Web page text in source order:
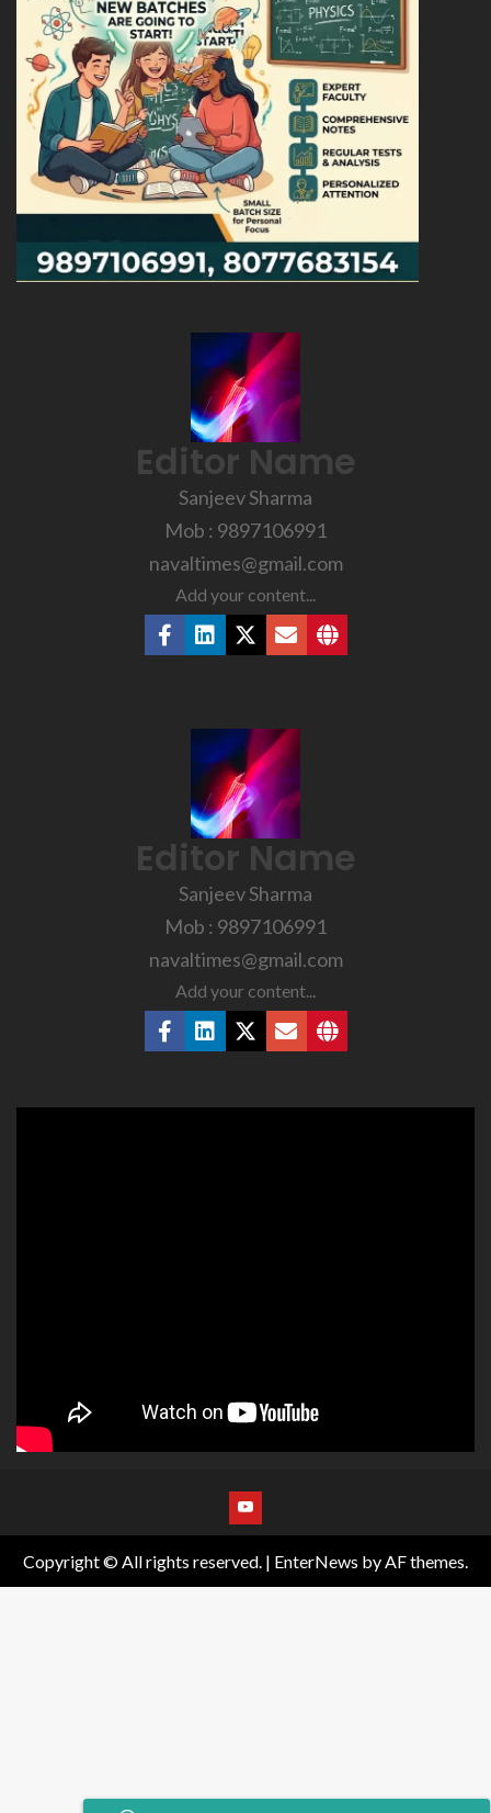
Editor Name
Sanjeev Sharma
Mob : 9897106991
navaltimes@gmail.com
Add your content...
Editor Name
Sanjeev Sharma
Mob : 9897106991
navaltimes@gmail.com
Add your content...
Copyright © All rights reserved. | EnterNews by AF themes.